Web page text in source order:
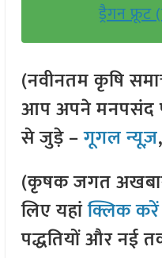
ड्रैगन
(नवीनतम कृषि
आप अपने मनपसंद
से जुड़े –गूगल न्यूज़
(कृषक जगत
लिए यहांक्लिक करें
पद्धतियों और नई